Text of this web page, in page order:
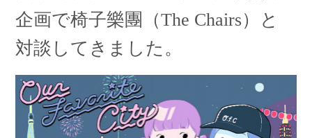
企画で椅子樂團（The Chairs）と
対談してきました。